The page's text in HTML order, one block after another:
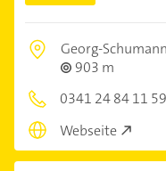
Georg-
903 m
0341 24 84 11 59
Webseite